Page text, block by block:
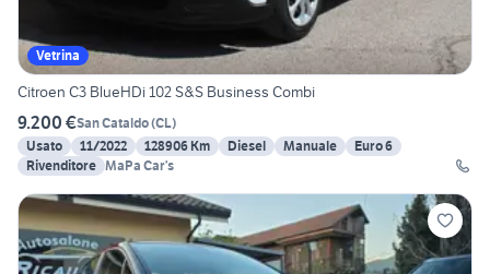
Vetrina
Citroen C3 BlueHDi 102 S&S Business Combi
9.200 €San Cataldo(CL)
Usato
11/2022 128906 Km Diesel Manuale
Euro 6
Rivenditore MaPa Car’s